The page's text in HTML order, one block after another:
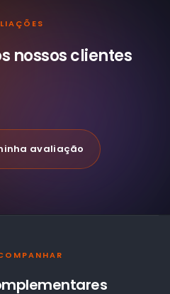
nossosclientes
avaliação